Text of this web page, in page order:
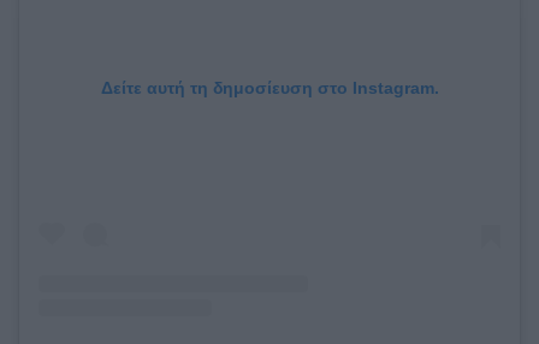
Δείτε αυτή τη δημοσίευση στο Instagram.